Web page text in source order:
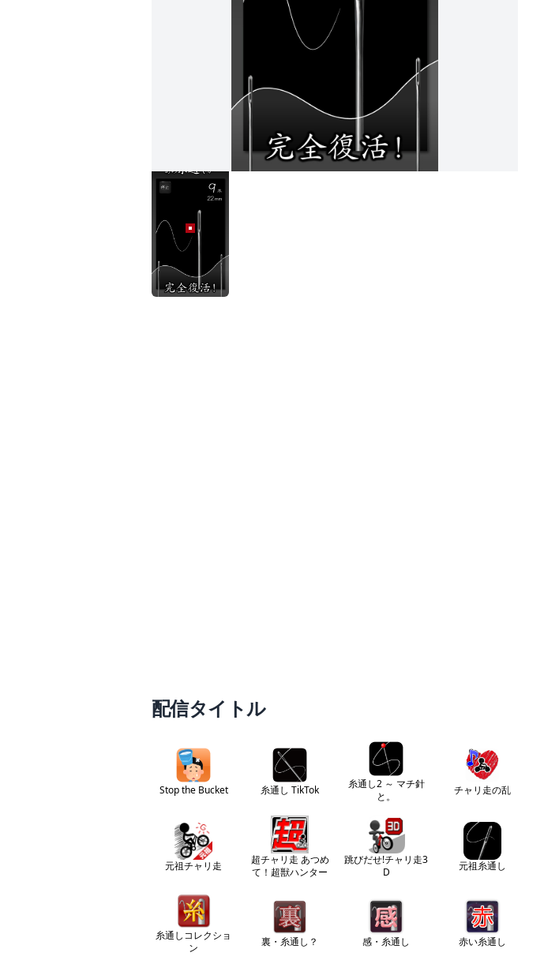
元祖糸通し (0)
配信タイトル
Stop the Bucket 糸通し TikTok
糸通し2 ～ マチ針
と。
チャリ走の乱
元祖チャリ走
超チャリ走 あつめ
て！超獣ハンター
跳びだせ!チャリ走3
D
元祖糸通し
糸通しコレクショ
ン
裏・糸通し？ 感・糸通し 赤い糸通し